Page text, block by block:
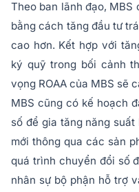
Theo ban lãnh đạo,
bằng cách tăng đầu tư
cao hơn. Kết hợp với
ký quỹ trong bối cảnh
vọng ROAA của MBS sẽ
MBS cũng có kế hoạch
số để gia tăng năng
mới thông qua các sản
quá trình chuyển đổi số
nhân sự bộ phận hỗ trợ